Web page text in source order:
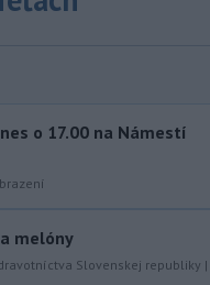
o 17.00 na Námestí
melóny
Slovenskej republiky |